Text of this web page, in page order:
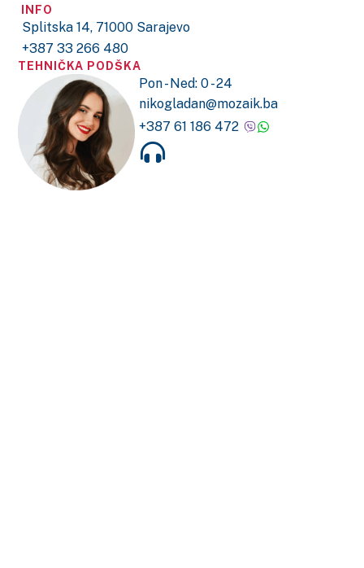
INFO
Splitska 14, 71000 Sarajevo
+387 33 266 480
TEHNIČKA PODŠKA
Pon - Ned: 0 - 24
nikogladan@mozaik.ba
+387 61 186 472